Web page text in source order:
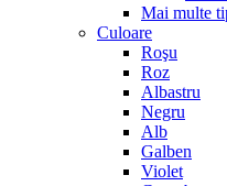
Mai multe
Culoare
Roşu
Roz
Albastru
Negru
Alb
Galben
Violet